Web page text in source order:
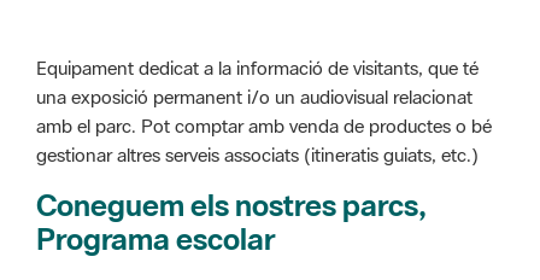
Equipament dedicat a la informació de visitants, que té
una exposició permanent i/o un audiovisual relacionat
amb el parc. Pot comptar amb venda de productes o bé
gestionar altres serveis associats (itineratis guiats, etc.)
Coneguem els nostres parcs,
Programa escolar